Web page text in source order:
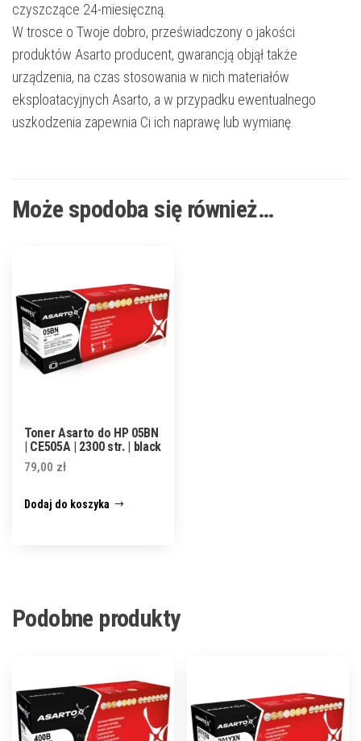
czyszczące 24-miesięczną.
W trosce o Twoje dobro, przeświadczony o jakości
produktów Asarto producent, gwarancją objął także
urządzenia, na czas stosowania w nich materiałów
eksploatacyjnych Asarto, a w przypadku ewentualnego
uszkodzenia zapewnia Ci ich naprawę lub wymianę.
Może spodoba się również…
Toner Asarto do HP 05BN
| CE505A | 2300 str. | black
79,00 zł
Dodaj do koszyka
Podobne produkty